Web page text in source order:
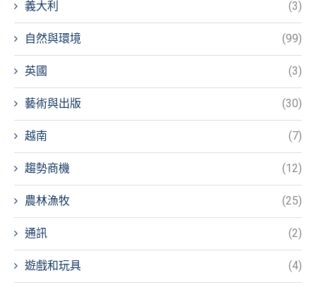
義大利 (3)
自然與環境 (99)
英國 (3)
藝術與出版 (30)
越南 (7)
趨勢商機 (12)
農林漁牧 (25)
通訊 (2)
遊戲和玩具 (4)